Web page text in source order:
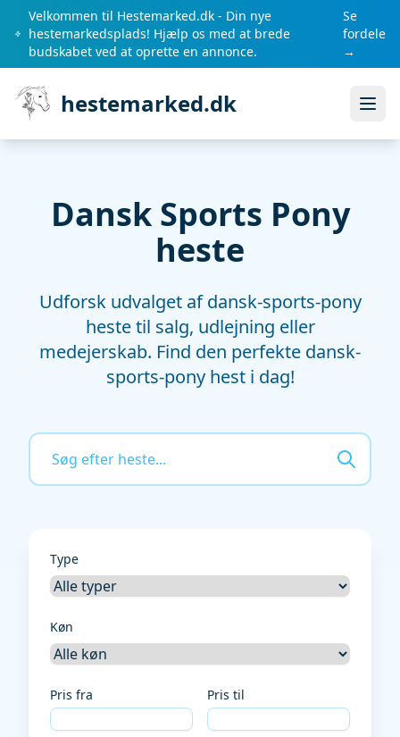
Velkommen til Hestemarked.dk - Din nye
hestemarkedsplads! Hjælp os med at brede
budskabet ved at oprette en annonce.
Se
fordele
→
hestemarked.dk Åbn
Dansk Sports Pony
heste
Udforsk udvalget af dansk-sports-pony
heste til salg, udlejning eller
medejerskab. Find den perfekte dansk-
sports-pony hest i dag!
Type
Køn
Pris fra Pris til